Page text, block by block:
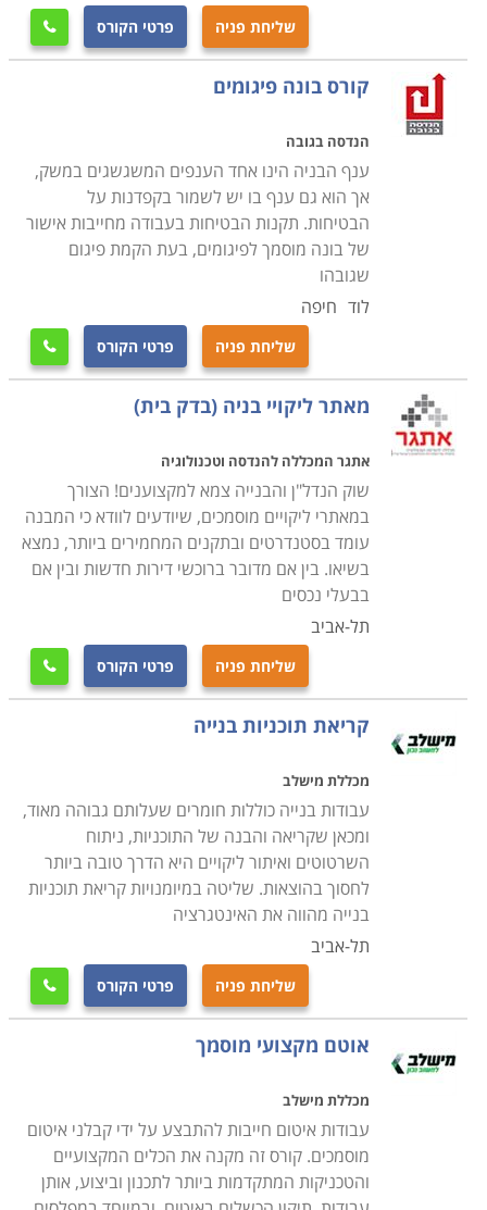
שליחת פניה פרטי הקורס 
קורס בונה פיגומים
הנדסה בגובה
ענף הבניה הינו אחד הענפים המשגשגים במשק,
אך הוא גם ענף בו יש לשמור בקפדנות על
הבטיחות. תקנות הבטיחות בעבודה מחייבות אישור
של בונה מוסמך לפיגומים, בעת הקמת פיגום
שגובהו
לוד חיפה
שליחת פניה פרטי הקורס 
מאתר ליקויי בניה (בדק בית)
אתגר המכללה להנדסה וטכנולוגיה
שוק הנדל"ן והבנייה צמא למקצוענים! הצורך
במאתרי ליקויים מוסמכים, שיודעים לוודא כי המבנה
עומד בסטנדרטים ובתקנים המחמירים ביותר, נמצא
בשיאו. בין אם מדובר ברוכשי דירות חדשות ובין אם
בבעלי נכסים
תל-אביב
שליחת פניה פרטי הקורס 
קריאת תוכניות בנייה
מכללת מישלב
עבודות בנייה כוללות חומרים שעלותם גבוהה מאוד,
ומכאן שקריאה והבנה של התוכניות, ניתוח
השרטוטים ואיתור ליקויים היא הדרך טובה ביותר
לחסוך בהוצאות. שליטה במיומנויות קריאת תוכניות
בנייה מהווה את האינטגרציה
תל-אביב
שליחת פניה פרטי הקורס 
אוטם מקצועי מוסמך
מכללת מישלב
עבודות איטום חייבות להתבצע על ידי קבלני איטום
מוסמכים. קורס זה מקנה את הכלים המקצועיים
והטכניקות המתקדמות ביותר לתכנון וביצוע, אותן